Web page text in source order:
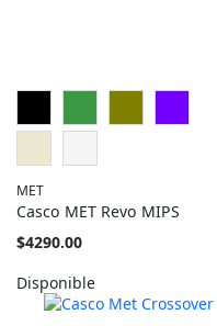
MET
Casco MET Revo MIPS
Tan
como
$4290.00
Disponible